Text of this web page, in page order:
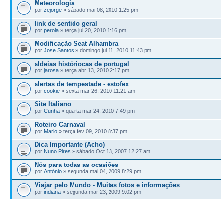
Meteorologia
por zejorge » sábado mai 08, 2010 1:25 pm
link de sentido geral
por perola » terça jul 20, 2010 1:16 pm
Modificação Seat Alhambra
por Jose Santos » domingo jul 11, 2010 11:43 pm
aldeias históriocas de portugal
por jarosa » terça abr 13, 2010 2:17 pm
alertas de tempestade - estofex
por cookie » sexta mar 26, 2010 11:21 am
Site Italiano
por Cunha » quarta mar 24, 2010 7:49 pm
Roteiro Carnaval
por Mario » terça fev 09, 2010 8:37 pm
Dica Importante (Acho)
por Nuno Pires » sábado Oct 13, 2007 12:27 am
Nós para todas as ocasiões
por António » segunda mai 04, 2009 8:29 pm
Viajar pelo Mundo - Muitas fotos e informações
por indiana » segunda mar 23, 2009 9:02 pm